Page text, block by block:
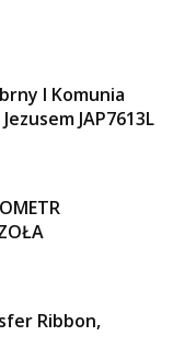
I Komunia
JAP7613L
Ribbon,